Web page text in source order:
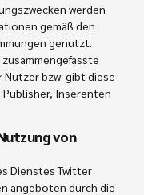
werden
gemäß den
genutzt.
bzw. gibt diese
Publisher, Inserenten
von
Dienstes Twitter
angeboten durch die